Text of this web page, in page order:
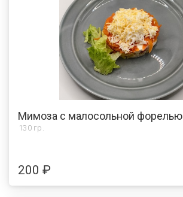
Мимоза с малосольной форелью
130 гр.
200 ₽